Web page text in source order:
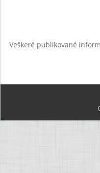
Veškeré publikované